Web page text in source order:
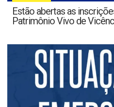
Estão abertas as
Patrimônio Vivo de